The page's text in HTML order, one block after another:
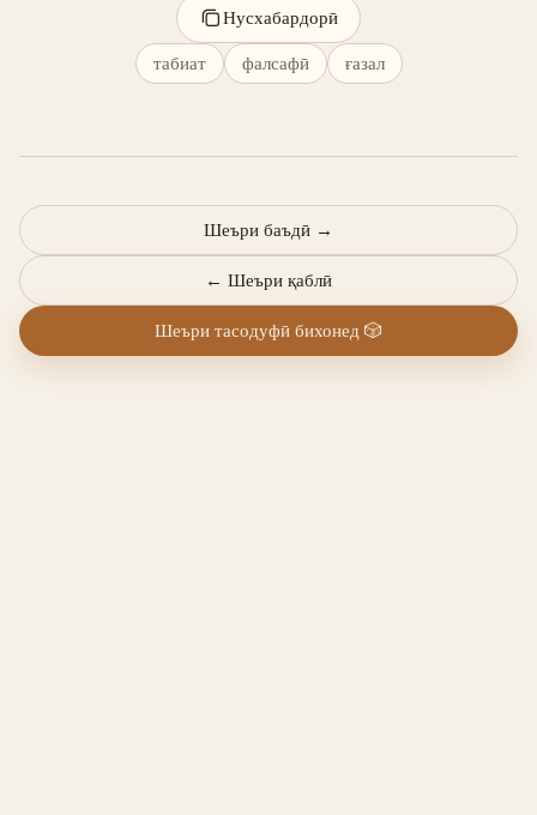
Нусхабардорӣ
табиат фалсафӣ ғазал
← Шеъри қаблӣ
Шеъри баъдӣ →
Шеъри тасодуфӣ бихонед 🎲